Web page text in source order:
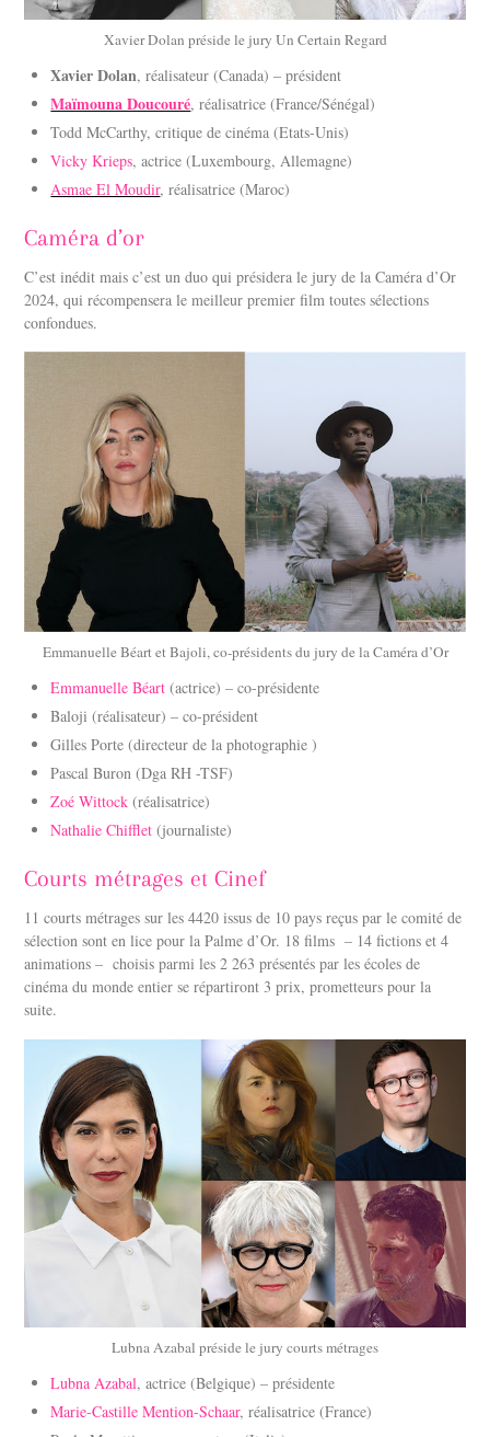
Xavier Dolan préside le jury Un Certain Regard
Xavier Dolan, réalisateur (Canada) – président
Maïmouna Doucouré, réalisatrice (France/Sénégal)
Todd McCarthy, critique de cinéma (Etats-Unis)
Vicky Krieps, actrice (Luxembourg, Allemagne)
Asmae El Moudir, réalisatrice (Maroc)
Caméra d’or
C’est inédit mais c’est un duo qui présidera le jury de la Caméra d’Or
2024, qui récompensera le meilleur premier film toutes sélections
confondues.
Emmanuelle Béart et Bajoli, co-présidents du jury de la Caméra d’Or
Emmanuelle Béart (actrice) – co-présidente
Baloji (réalisateur) – co-président
Gilles Porte (directeur de la photographie )
Pascal Buron (Dga RH -TSF)
Zoé Wittock (réalisatrice)
Nathalie Chifflet (journaliste)
Courts métrages et Cinef
11 courts métrages sur les 4420 issus de 10 pays reçus par le comité de
sélection sont en lice pour la Palme d’Or. 18 films – 14 fictions et 4
animations – choisis parmi les 2 263 présentés par les écoles de
cinéma du monde entier se répartiront 3 prix, prometteurs pour la
suite.
Lubna Azabal préside le jury courts métrages
Lubna Azabal, actrice (Belgique) – présidente
Marie-Castille Mention-Schaar, réalisatrice (France)